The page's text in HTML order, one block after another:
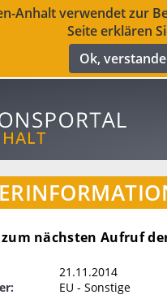
Anhalt verwendet zur
Seite erklären
Ok,
nächsten Aufruf
21.11.2014
EU - Sonstige